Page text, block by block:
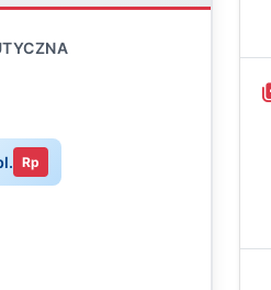
Rp